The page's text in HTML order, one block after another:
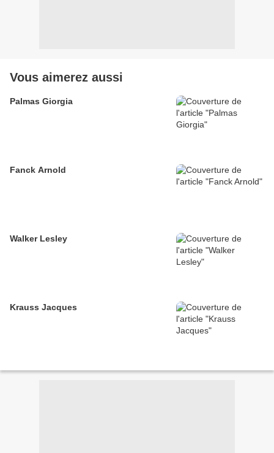
Vous aimerez aussi
Palmas Giorgia
Fanck Arnold
Walker Lesley
Krauss Jacques